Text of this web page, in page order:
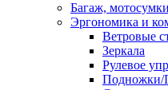
Багаж,
Эргономика и
Ветровые
Зеркала
Рулевое
Подножки/